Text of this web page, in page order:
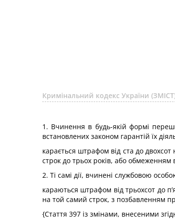
Кримінальний кодекс України
1. Вчинення в будь-якій формі
встановлених законом гарантій їх
карається штрафом від ста до
строк до трьох років, або обмеженням
2. Ті самі дії, вчинені службовою
караються штрафом від трьохсот до
на той самий строк, з позбавленням
{Стаття 397 із змінами, внесеними